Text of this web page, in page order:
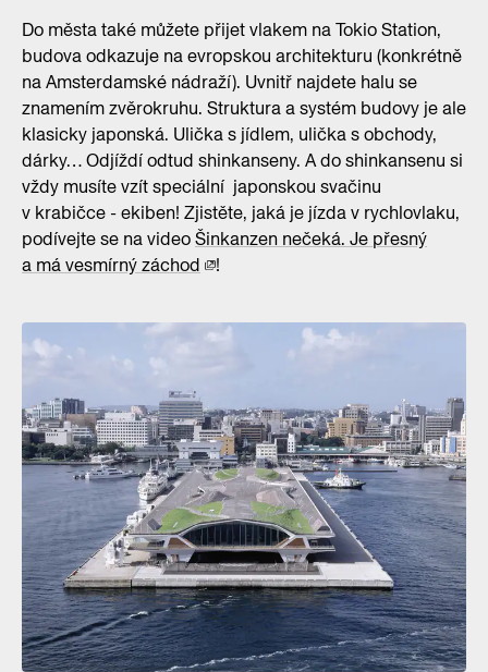
Do města také můžete přijet vlakem na Tokio Station,
budova odkazuje na evropskou architekturu (konkrétně
na Amsterdamské nádraží). Uvnitř najdete halu se
znamením zvěrokruhu. Struktura a systém budovy je ale
klasicky japonská. Ulička s jídlem, ulička s obchody,
dárky… Odjíždí odtud shinkanseny. A do shinkansenu si
vždy musíte vzít speciální japonskou svačinu
v krabičce - ekiben! Zjistěte, jaká je jízda v rychlovlaku,
podívejte se na videoŠinkanzen nečeká. Je přesný
a má vesmírný záchod
!